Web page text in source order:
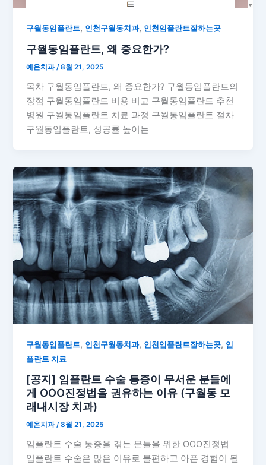
구월동임플란트, 인천구월동치과, 인천임플란트잘하는곳
구월동임플란트, 왜 중요한가?
예온치과/8월 21, 2025
목차 구월동임플란트, 왜 중요한가? 구월동임플란트의
장점 구월동임플란트 비용 비교 구월동임플란트 추천
병원 구월동임플란트 치료 과정 구월동임플란트 절차
구월동임플란트, 성공률 높이는
구월동임플란트, 인천구월동치과, 인천임플란트잘하는곳, 임
플란트 치료
[공지] 임플란트 수술 통증이 무서운 분들에
게 OOO진정법을 권유하는 이유 (구월동 모
래내시장 치과)
예온치과/8월 21, 2025
임플란트 수술 통증을 겪는 분들을 위한 OOO진정법
임플란트 수술은 많은 이유로 불편하고 아픈 경험이 될